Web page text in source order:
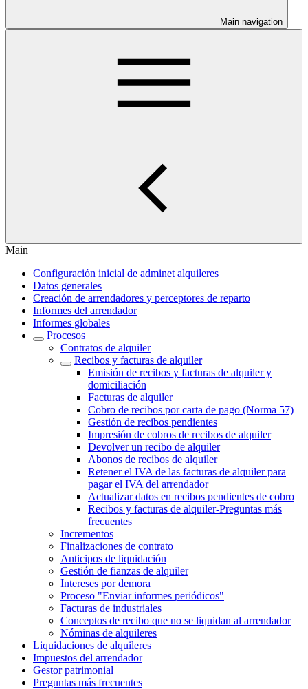
Main navigation
Main
Configuración inicial de adminet alquileres
Datos generales
Creación de arrendadores y perceptores de reparto
Informes del arrendador
Informes globales
Procesos
Contratos de alquiler
Recibos y facturas de alquiler
Emisión de recibos y facturas de alquiler y
domiciliación
Facturas de alquiler
Cobro de recibos por carta de pago (Norma 57)
Gestión de recibos pendientes
Impresión de cobros de recibos de alquiler
Devolver un recibo de alquiler
Abonos de recibos de alquiler
Retener el IVA de las facturas de alquiler para
pagar el IVA del arrendador
Actualizar datos en recibos pendientes de cobro
Recibos y facturas de alquiler‎-‎Preguntas más
frecuentes‎
Incrementos
Finalizaciones de contrato
Anticipos de liquidación
Gestión de fianzas de alquiler
Intereses por demora
Proceso "Enviar informes periódicos"
Facturas de industriales
Conceptos de recibo que no se liquidan al arrendador
Nóminas de alquileres
Liquidaciones de alquileres
Impuestos del arrendador
Gestor patrimonial
Preguntas más frecuentes